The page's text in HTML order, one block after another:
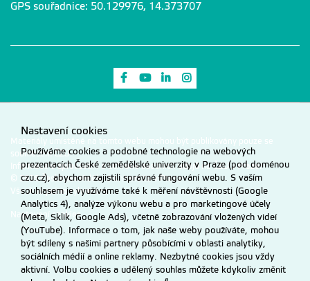
GPS souřadnice: 50.129976, 14.373707
Odkaz na Facebook
Odkaz na Youtube
Odkaz na LinkedIn
Materiály umístěné na tomto webu mohou být publikovány pouze se
souhlasem ČZU.
Informace o zpracování a ochraně osobních údajů na ČZU v Praze.
© 2026 Česká zemědělská univerzita v Praze
Všechna práva vyhrazena
Nastavení cookies
Nastavení cookies
Používáme cookies a podobné technologie na webových
prezentacích České zemědělské univerzity v Praze (pod doménou
czu.cz), abychom zajistili správné fungování webu. S vaším
souhlasem je využíváme také k měření návštěvnosti (Google
Analytics 4), analýze výkonu webu a pro marketingové účely
(Meta, Sklik, Google Ads), včetně zobrazování vložených videí
(YouTube). Informace o tom, jak naše weby používáte, mohou
být sdíleny s našimi partnery působícími v oblasti analytiky,
sociálních médií a online reklamy. Nezbytné cookies jsou vždy
aktivní. Volbu cookies a udělený souhlas můžete kdykoliv změnit